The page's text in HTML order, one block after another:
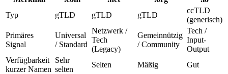
Typ
gTLD gTLD gTLD
ccTLD
(generisch)
Primäres
Signal
Universal
/ Standard
Netzwerk /
Tech
(Legacy)
Gemeinnützig
/ Community
Tech /
Input-
Output
Verfügbarkeit
kurzer Namen
Sehr
selten
Selten Mäßig
Gut